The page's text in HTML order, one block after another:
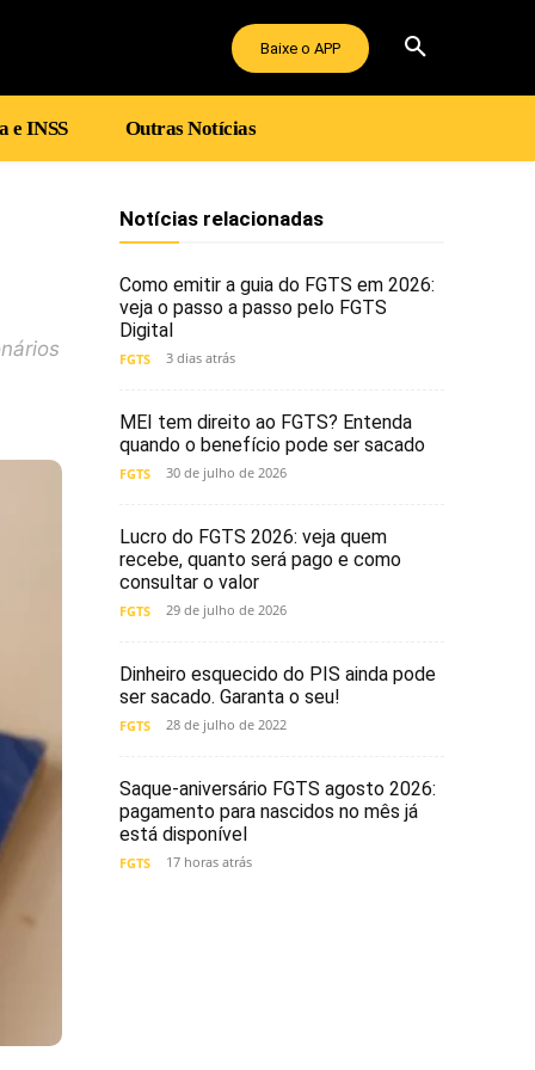
Baixe o APP
e INSS Outras Notícias
Notícias relacionadas
Como emitir a guia do FGTS em 2026:
veja o passo a passo pelo FGTS
Digital
FGTS 3 dias atrás
MEI tem direito ao FGTS? Entenda
quando o benefício pode ser sacado
FGTS 30 de julho de 2026
Lucro do FGTS 2026: veja quem
recebe, quanto será pago e como
consultar o valor
FGTS 29 de julho de 2026
Dinheiro esquecido do PIS ainda pode
ser sacado. Garanta o seu!
FGTS 28 de julho de 2022
Saque-aniversário FGTS agosto 2026:
pagamento para nascidos no mês já
está disponível
FGTS 17 horas atrás